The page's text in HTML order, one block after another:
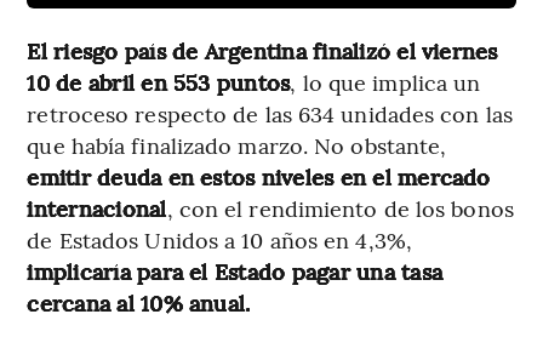
El riesgo país de Argentina finalizó el viernes
10 de abril en 553 puntos, lo que implica un
retroceso respecto de las 634 unidades con las
que había finalizado marzo. No obstante,
emitir deuda en estos niveles en el mercado
internacional, con el rendimiento de los bonos
de Estados Unidos a 10 años en 4,3%,
implicaría para el Estado pagar una tasa
cercana al 10% anual.